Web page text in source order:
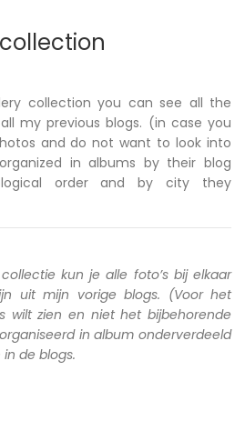
collection you can see all the
my previous blogs. (in case you
and do not want to look into
in albums by their blog
order and by city they
kun je alle foto’s bij elkaar
uit mijn vorige blogs. (Voor het
wilt zien en niet het bijbehorende
in album onderverdeeld
de blogs.